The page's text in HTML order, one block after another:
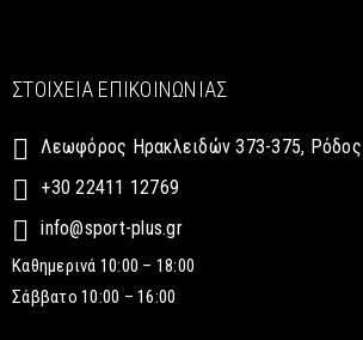
ΣΤΟΙΧΕΊΑ ΕΠΙΚΟΙΝΩΝΊΑΣ
Λεωφόρος Ηρακλειδών 373-375, Ρόδος
+30 22411 12769
info@sport-plus.gr
Καθημερινά 10:00 – 18:00
Σάββατο 10:00 – 16:00